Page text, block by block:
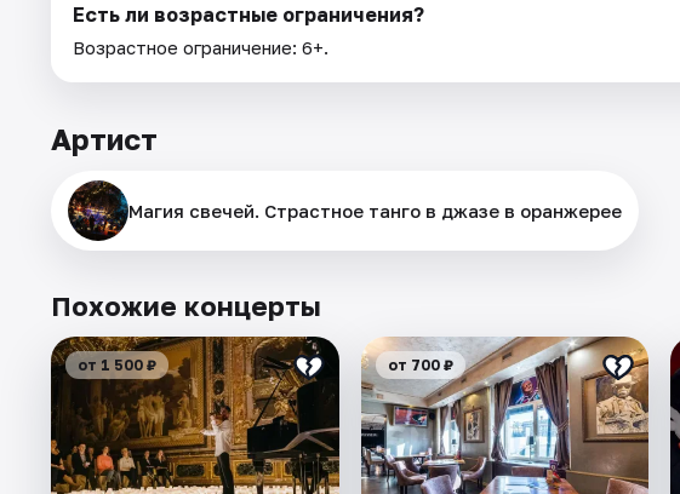
Есть ли возрастные ограничения?
Возрастное ограничение: 6+.
Артист
Магия свечей. Страстное танго в джазе в оранжерее
Похожие концерты
от 1 500 ₽ от 700 ₽